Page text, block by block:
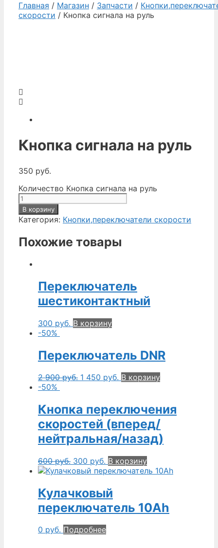
Главная / Магазин / Запчасти /
скорости / Кнопка сигнала на руль
Кнопка сигнала на руль
350 руб.
Количество Кнопка сигнала на руль
В корзину
Категория: Кнопки,переключатели скорости
Похожие товары
Переключатель
шестиконтактный
300 руб. В корзину
-50%
Переключатель DNR
2 900руб. 1 450 руб. В корзину
-50%
Кнопка переключения
скоростей (вперед/
нейтральная/назад)
600руб. 300 руб. В корзину
Кулачковый
переключатель 10Ah
0 руб. Подробнее